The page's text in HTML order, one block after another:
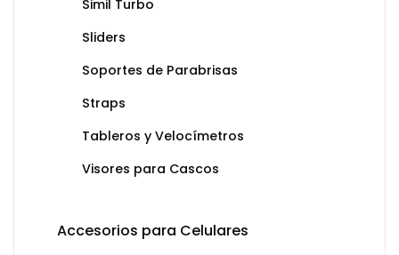
Simil Turbo
Sliders
Soportes de Parabrisas
Straps
Tableros y Velocímetros
Visores para Cascos
Accesorios para Celulares